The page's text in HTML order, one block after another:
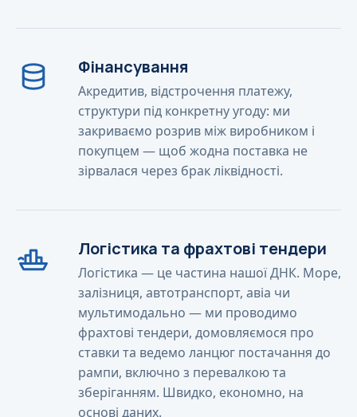
Фінансування
Акредитив, відстрочення платежу,
структури під конкретну угоду: ми
закриваємо розрив між виробником і
покупцем — щоб жодна поставка не
зірвалася через брак ліквідності.
Логістика та фрахтові тендери
Логістика — це частина нашої ДНК. Море,
залізниця, автотранспорт, авіа чи
мультимодально — ми проводимо
фрахтові тендери, домовляємося про
ставки та ведемо ланцюг постачання до
рампи, включно з перевалкою та
зберіганням. Швидко, економно, на
основі даних.